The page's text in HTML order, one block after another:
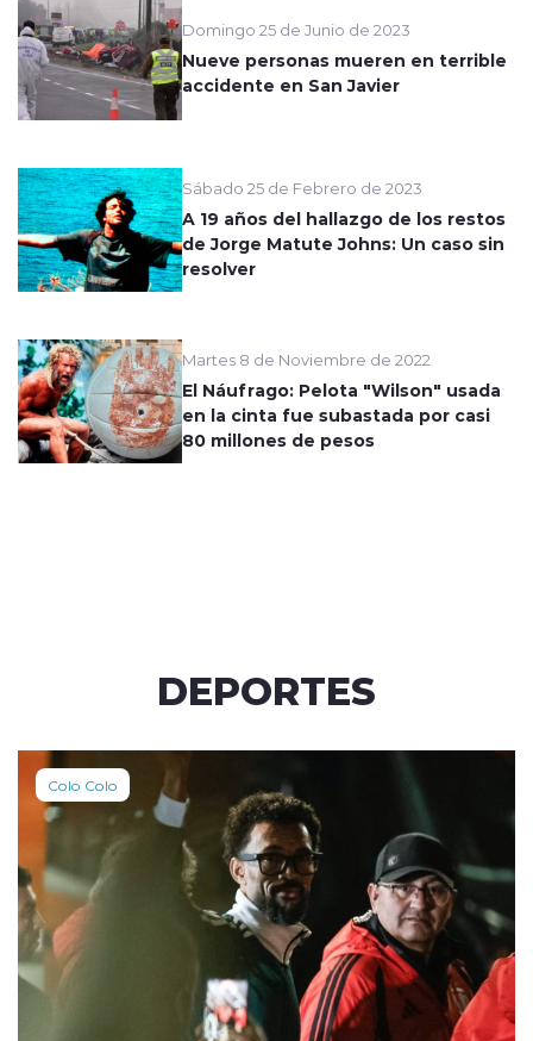
Domingo 25 de Junio de 2023
Nueve personas mueren en terrible
accidente en San Javier
Sábado 25 de Febrero de 2023
A 19 años del hallazgo de los restos
de Jorge Matute Johns: Un caso sin
resolver
Martes 8 de Noviembre de 2022
El Náufrago: Pelota "Wilson" usada
en la cinta fue subastada por casi
80 millones de pesos
DEPORTES
Colo Colo